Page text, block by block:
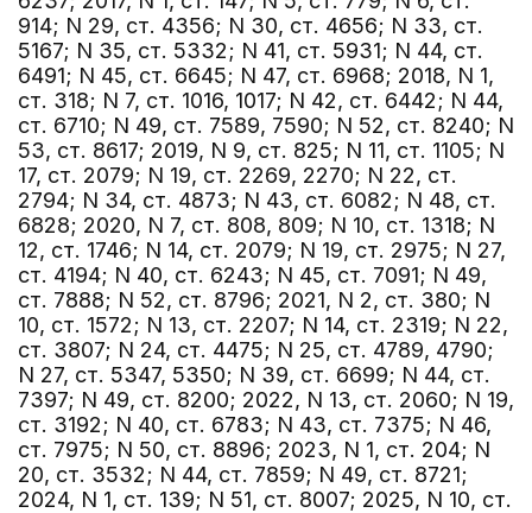
914; N 29, ст. 4356; N 30, ст. 4656; N 33, ст.
5167; N 35, ст. 5332; N 41, ст. 5931; N 44, ст.
6491; N 45, ст. 6645; N 47, ст. 6968; 2018, N 1,
ст. 318; N 7, ст. 1016, 1017; N 42, ст. 6442; N 44,
ст. 6710; N 49, ст. 7589, 7590; N 52, ст. 8240; N
53, ст. 8617; 2019, N 9, ст. 825; N 11, ст. 1105; N
17, ст. 2079; N 19, ст. 2269, 2270; N 22, ст.
2794; N 34, ст. 4873; N 43, ст. 6082; N 48, ст.
6828; 2020, N 7, ст. 808, 809; N 10, ст. 1318; N
12, ст. 1746; N 14, ст. 2079; N 19, ст. 2975; N 27,
ст. 4194; N 40, ст. 6243; N 45, ст. 7091; N 49,
ст. 7888; N 52, ст. 8796; 2021, N 2, ст. 380; N
10, ст. 1572; N 13, ст. 2207; N 14, ст. 2319; N 22,
ст. 3807; N 24, ст. 4475; N 25, ст. 4789, 4790;
N 27, ст. 5347, 5350; N 39, ст. 6699; N 44, ст.
7397; N 49, ст. 8200; 2022, N 13, ст. 2060; N 19,
ст. 3192; N 40, ст. 6783; N 43, ст. 7375; N 46,
ст. 7975; N 50, ст. 8896; 2023, N 1, ст. 204; N
20, ст. 3532; N 44, ст. 7859; N 49, ст. 8721;
2024, N 1, ст. 139; N 51, ст. 8007; 2025, N 10, ст.